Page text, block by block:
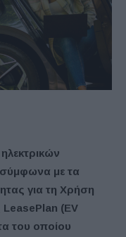
σύμφωνα με τα
για τη Χρήση
LeasePlan (EV
του οποίου